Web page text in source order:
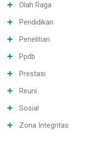
Olah Raga
Pendidikan
Penelitian
Ppdb
Prestasi
Reuni
Sosial
Zona Integritas